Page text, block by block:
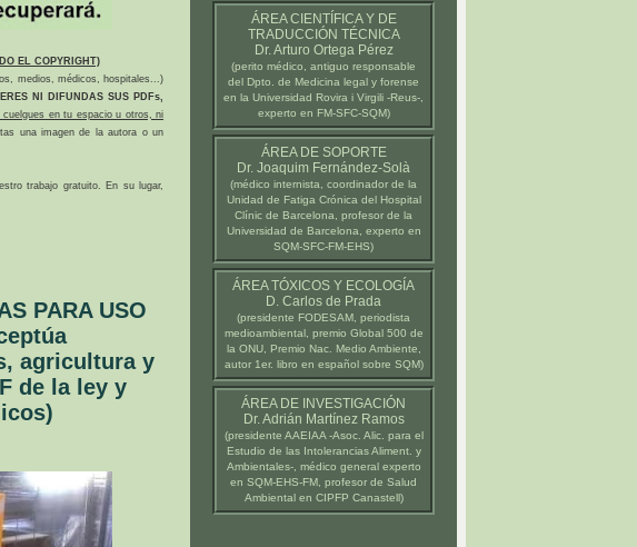
EL COPYRIGHT)
medios, médicos, hospitales...)
NI DIFUNDAS SUS PDFs,
cuelgues en tu espacio u otros, ni
una imagen de la autora o un
trabajo gratuito. En su lugar,
PARA USO
agricultura y
de la ley y
ÁREA CIENTÍFICA Y DE
TRADUCCIÓN TÉCNICA
Dr. Arturo Ortega Pérez
(perito médico , antiguo responsable
del Dpto. de Medicina legal y forense
en la Universidad Rovira i Virgili -Reus-
experto en FM-SFC-SQM)
ÁREA DE SOPORTE
Dr. Joaquim Fernández-Solà
(médico internista, coordinador de la
Unidad de Fatiga Crónica del Hospital
Clínic de Barcelona , profesor de la
Universidad de Barcelona , experto en
SQM-SFC-FM-EHS)
ÁREA TÓXICOS Y ECOLOGÍA
D. Carlos de Prada
(presidente FODESAM , periodista
medioambiental, premio Global 500 de
la ONU, Premio Nac. Medio Ambiente,
autor 1er. libro en español sobre SQM)
ÁREA DE INVESTIGACIÓN
Dr. Adrián Martínez Ramos
(presidente AAEIAA-Asoc. Alic. para el
Estudio de las Intolerancias Aliment. y
Ambientales-, médico general experto
en SQM-EHS-FM, profesor de Salud
Ambiental en CIPFP Canastell)